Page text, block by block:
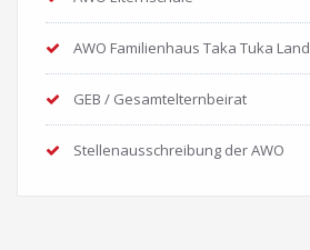
AWO Familienhaus Taka Tuka Land
GEB / Gesamtelternbeirat
Stellenausschreibung der AWO